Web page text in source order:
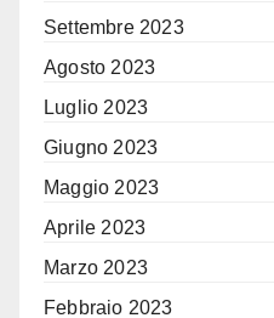
Settembre 2023
Agosto 2023
Luglio 2023
Giugno 2023
Maggio 2023
Aprile 2023
Marzo 2023
Febbraio 2023